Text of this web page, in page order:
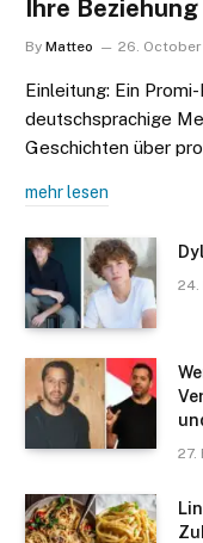
Ihre
By Matteo 26.
Einleitung: Ein
deutschsprachige
Geschichten über
mehr lesen
24.
27.